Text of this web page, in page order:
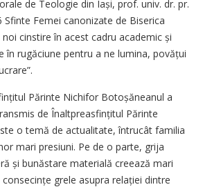
de Teologie din Iași, prof. univ. dr. pr.
Sfinte Femei canonizate de Biserica
cinstire în acest cadru academic și
în rugăciune pentru a ne lumina, povățui
Părinte Nichifor Botoșăneanul a
de Înaltpreasfințitul Părinte
o temă de actualitate, întrucât familia
mari presiuni. Pe de o parte, grija
și bunăstare materială creează mari
grele asupra relației dintre